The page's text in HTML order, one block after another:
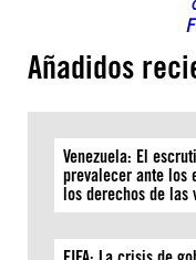
Añadidos
Venezuela: El
prevalecer ante los
los derechos de las